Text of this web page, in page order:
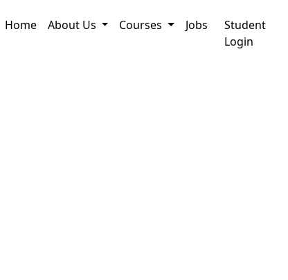
PRC Certificate Assam : How to
Home About Us Courses Jobs
Student
Login